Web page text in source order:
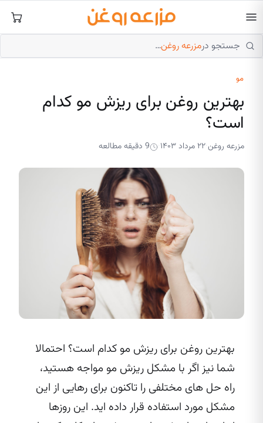
به
محتوا جستجو درمزرعه روغن…
مو
بهترین روغن برای ریزش مو کدام
است؟
مزرعه روغن۲۲ مرداد ۱۴۰۳ 9 دقیقه مطالعه
بهترین روغن برای ریزش مو کدام است؟ احتمالا
شما نیز اگر با مشکل ریزش مو مواجه هستید،
راه حل‌ های مختلفی را تاکنون برای رهایی از این
مشکل مورد استفاده قرار داده‌ اید. این روزها